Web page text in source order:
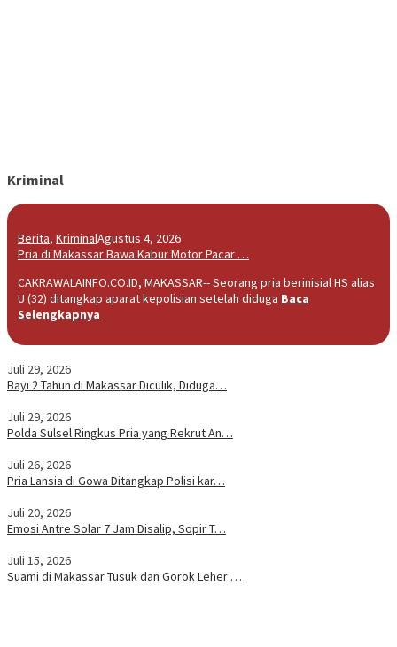
Kriminal
Berita, KriminalAgustus 4, 2026
Pria di Makassar Bawa Kabur Motor Pacar …
CAKRAWALAINFO.CO.ID, MAKASSAR-- Seorang pria berinisial HS alias
U (32) ditangkap aparat kepolisian setelah diduga Baca
Selengkapnya
Juli 29, 2026
Bayi 2 Tahun di Makassar Diculik, Diduga…
Juli 29, 2026
Polda Sulsel Ringkus Pria yang Rekrut An…
Juli 26, 2026
Pria Lansia di Gowa Ditangkap Polisi kar…
Juli 20, 2026
Emosi Antre Solar 7 Jam Disalip, Sopir T…
Juli 15, 2026
Suami di Makassar Tusuk dan Gorok Leher …